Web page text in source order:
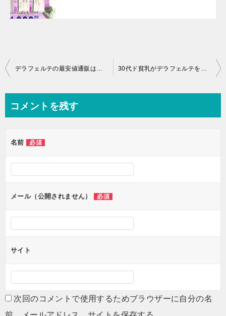
投
ビ
ー
シ
ョ
ン
デラフェルテの最安値通販は公式サイトのDXキット！楽天やアマゾンで買えず安い 30代ド貧乳がデラフェルテを１ヶ月試した効果や結果を紹介
コメントを残す
名前 必須
メール（公開されません） 必須
サイト
次回のコメントで使用するためブラウザーに自分の名